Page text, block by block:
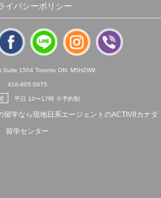
イバシーポリシー
Suite 1504 Toronto ON. M5H2W9
416-805-5975
平日 10〜17時 ※予約制
留学なら現地日系エージェントのACTIV8カナダ
留学センター